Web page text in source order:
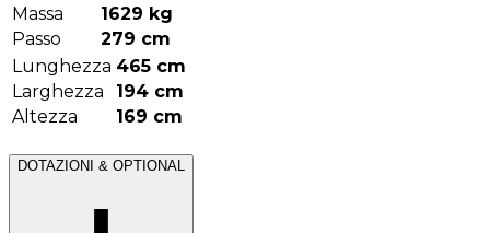
Massa
1629 kg
Passo
279 cm
Lunghezza 465 cm
Larghezza
194 cm
Altezza
169 cm
DOTAZIONI & OPTIONAL